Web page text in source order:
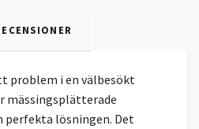
problem i en välbesökt
mässingsplätterade
lösningen. Det